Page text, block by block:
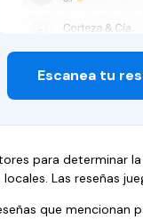
Escanea tu
para determinar
Las reseñas
que mencionan